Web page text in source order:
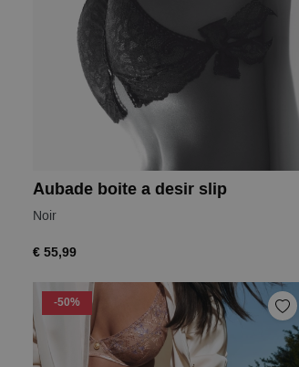
Aubade boite a desir slip
Noir
€ 55,99
-50%